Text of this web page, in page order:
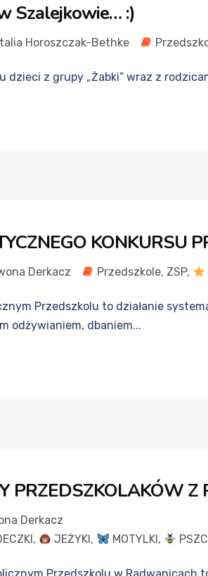
Szalejkowie… :)
Horoszczak-Bethke
dzieci z grupy „Żabki” wraz z
KONKURSU
Derkacz Przedszkole, ZSP,
Przedszkolu to działanie
odżywianiem, dbaniem...
PRZEDSZKOLAKÓW Z
Derkacz
, JEŻYKI, MOTYLKI,